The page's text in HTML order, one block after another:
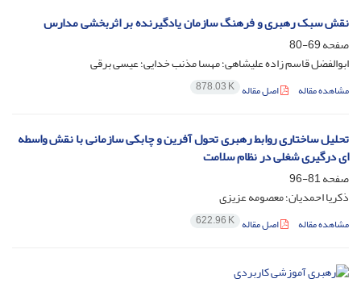
نقش سبک رهبری و فرهنگ سازمان یادگیرنده بر اثربخشی مدارس
صفحه69-80
ابوالفضل قاسم زاده علیشاهی؛ مهسا مذنب خدایی؛ عیسی برقی
مشاهده مقاله اصل مقاله 878.03 K
تحلیل ساختاری روابط رهبری تحول آفرین و چابکی سازمانی با نقش واسطه
ای درگیری شغلی در نظام سلامت
صفحه81-96
ذکریا احمدیان؛ معصومه عزیزی
مشاهده مقاله اصل مقاله 622.96 K